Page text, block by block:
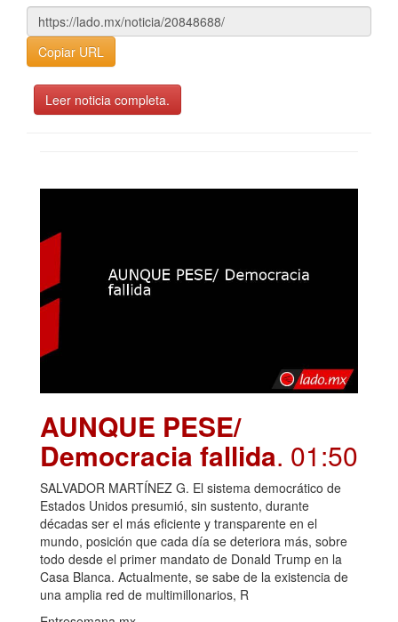
Copiar URL
Leer noticia completa.
AUNQUE PESE/
Democracia fallida. 01:50
SALVADOR MARTÍNEZ G. El sistema democrático de
Estados Unidos presumió, sin sustento, durante
décadas ser el más eficiente y transparente en el
mundo, posición que cada día se deteriora más, sobre
todo desde el primer mandato de Donald Trump en la
Casa Blanca. Actualmente, se sabe de la existencia de
una amplia red de multimillonarios, R